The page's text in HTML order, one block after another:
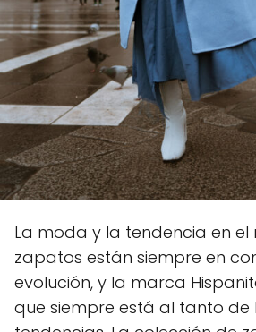
La moda y la tendencia en el
zapatos están siempre en
evolución, y la marca
que siempre está al tanto de